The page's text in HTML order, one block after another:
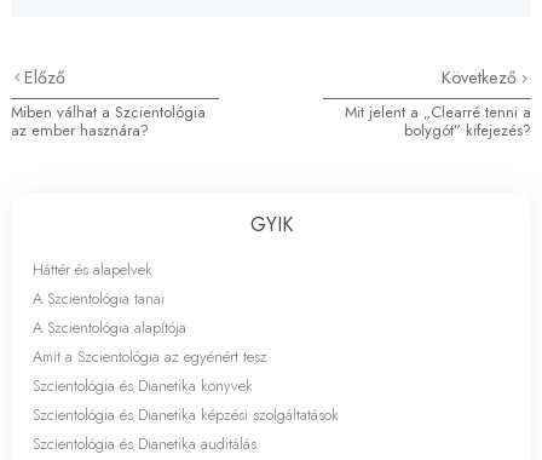
Előző
Miben válhat a Szcientológia
az ember hasznára?
Következő
Mit jelent a „Clearré tenni a
bolygót” kifejezés?
GYIK
Háttér és alapelvek
A Szcientológia tanai
A Szcientológia alapítója
Amit a Szcientológia az egyénért tesz
Szcientológia és Dianetika könyvek
Szcientológia és Dianetika képzési szolgáltatások
Szcientológia és Dianetika auditálás